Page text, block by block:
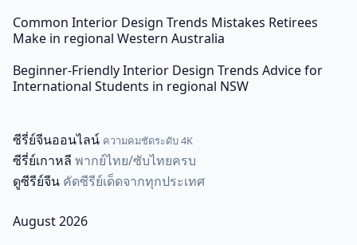
Common Interior Design Trends Mistakes Retirees
Make in regional Western Australia
Beginner-Friendly Interior Design Trends Advice for
International Students in regional NSW
ซีรี่ย์จีนออนไลน์ ความคมชัดระดับ 4K
ซีรี่ย์เกาหลี พากย์ไทย/ซับไทยครบ
ดูซีรีย์จีน คัดซีรีย์เด็ดจากทุกประเทศ
August 2026